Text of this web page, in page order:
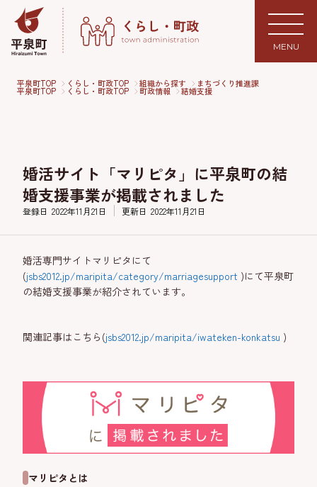
MENU
平泉町TOP くらし・町政TOP 組織から探す まちづくり推進課
平泉町TOP くらし・町政TOP 町政情報 結婚支援
婚活サイト「マリピタ」に平泉町の結
婚支援事業が掲載されました
登録日 2022年11月21日 更新日 2022年11月21日
婚活専門サイトマリピタにて
(jsbs2012.jp/maripita/category/marriagesupport )にて平泉町
の結婚支援事業が紹介されています。
関連記事はこちら(jsbs2012.jp/maripita/iwateken-konkatsu )
マリピタとは